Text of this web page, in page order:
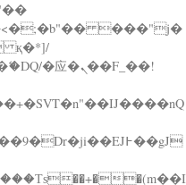
���"j�